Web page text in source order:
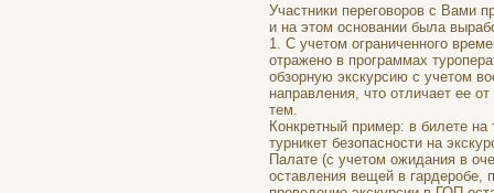
Участники переговоров с Вами
и на этом основании была
1. С учетом ограниченного
отражено в программах
обзорную экскурсию с учетом
направления, что отличает ее
тем.
Конкретный пример: в билете
турникет безопасности на
Палате (с учетом ожидания в
оставления вещей в гардеробе,